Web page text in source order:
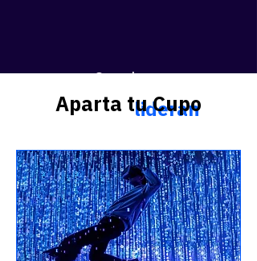
Speakers
Voces quelideranla
Aparta tu Cupo